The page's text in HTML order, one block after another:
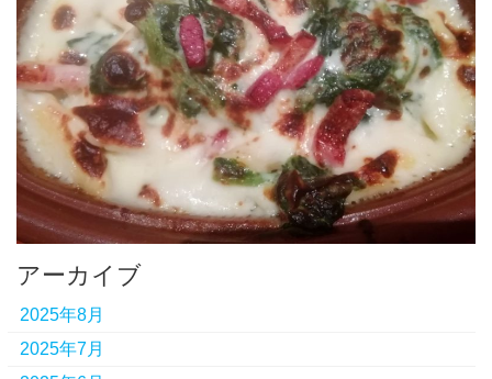
アーカイブ
2025年8月
2025年7月